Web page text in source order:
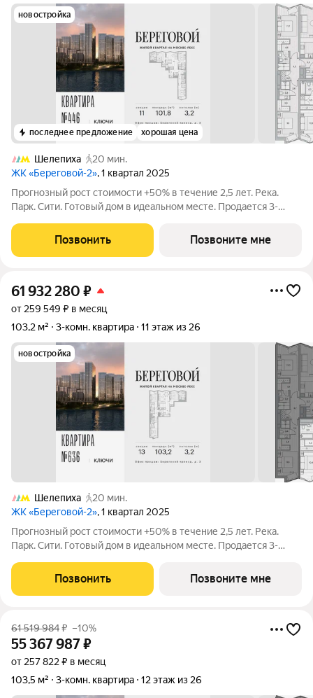
новостройка
последнее предложение хорошая цена
Шелепиха
20 мин.
ЖК «Береговой-2», 1 квартал 2025
Прогнозный рост стоимости +50% в течение 2,5 лет. Река.
Парк. Сити. Готовый дом в идеальном месте. Продается 3-
и видом на школу. Береговой - квартал-курорт в центре
столицы. Пешеходная
Позвонить Позвоните мне
61 932 280 ₽
от 259 549 ₽ в месяц
103,2 м²
3-комн. квартира 11 этаж из 26
новостройка
Шелепиха
20 мин.
ЖК «Береговой-2», 1 квартал 2025
Прогнозный рост стоимости +50% в течение 2,5 лет. Река.
Парк. Сити. Готовый дом в идеальном месте. Продается 3-
и видом на закрытый парковый двор. Береговой - квартал-
курорт в центре столицы.
Позвонить Позвоните мне
61 519 984₽ –10%
55 367 987₽
от 257 822 ₽ в месяц
103,5 м²
3-комн. квартира 12 этаж из 26